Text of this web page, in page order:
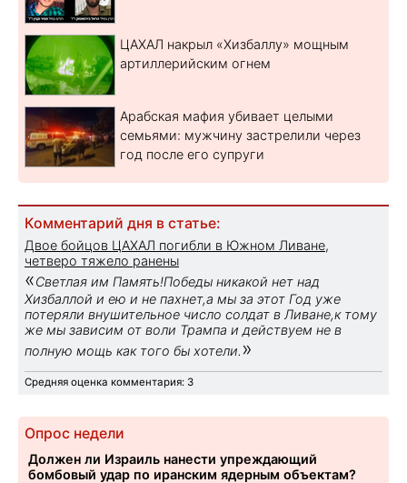
ЦАХАЛ накрыл «Хизбаллу» мощным
артиллерийским огнем
Арабская мафия убивает целыми
семьями: мужчину застрелили через
год после его супруги
Комментарий дня в статье:
Двое бойцов ЦАХАЛ погибли в Южном Ливане,
четверо тяжело ранены
«Светлая им Память!Победы никакой нет над
Хизбаллой и ею и не пахнет,а мы за этот Год уже
потеряли внушительное число солдат в Ливане,к тому
же мы зависим от воли Трампа и действуем не в
полную мощь как того бы хотели. »
Средняя оценка комментария: 3
Опрос недели
Должен ли Израиль нанести упреждающий
бомбовый удар по иранским ядерным объектам?